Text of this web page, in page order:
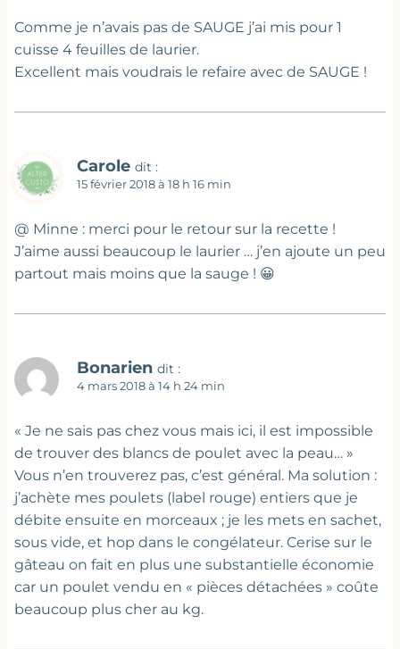
Comme je n’avais pas de SAUGE j’ai mis pour 1
cuisse 4 feuilles de laurier.
Excellent mais voudrais le refaire avec de SAUGE !
Carole dit :
15 février 2018 à 18 h 16 min
@ Minne : merci pour le retour sur la recette !
J’aime aussi beaucoup le laurier … j’en ajoute un peu
partout mais moins que la sauge ! 😀
Bonarien dit :
4 mars 2018 à 14 h 24 min
« Je ne sais pas chez vous mais ici, il est impossible
de trouver des blancs de poulet avec la peau… »
Vous n’en trouverez pas, c’est général. Ma solution :
j’achète mes poulets (label rouge) entiers que je
débite ensuite en morceaux ; je les mets en sachet,
sous vide, et hop dans le congélateur. Cerise sur le
gâteau on fait en plus une substantielle économie
car un poulet vendu en « pièces détachées » coûte
beaucoup plus cher au kg.